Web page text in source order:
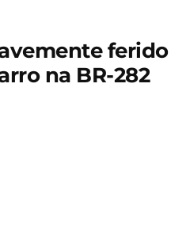
ferido
na BR-282